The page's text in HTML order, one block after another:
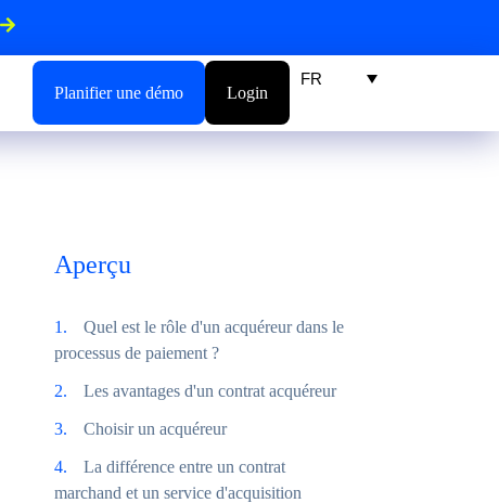
FR
Planifier une démo Login
Aperçu
Quel est le rôle d'un acquéreur dans le
processus de paiement ?
Les avantages d'un contrat acquéreur
Choisir un acquéreur
La différence entre un contrat
marchand et un service d'acquisition